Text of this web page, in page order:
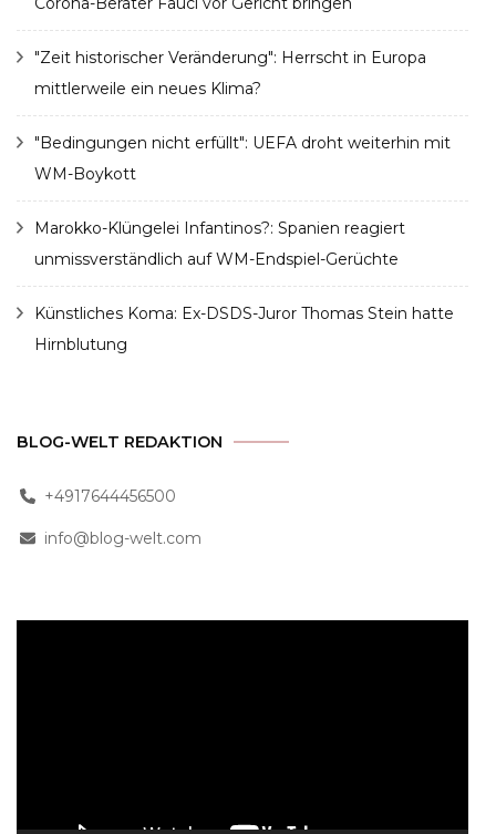
"Zeit historischer Veränderung": Herrscht in Europa
mittlerweile ein neues Klima?
"Bedingungen nicht erfüllt": UEFA droht weiterhin mit
WM-Boykott
Marokko-Klüngelei Infantinos?: Spanien reagiert
unmissverständlich auf WM-Endspiel-Gerüchte
Künstliches Koma: Ex-DSDS-Juror Thomas Stein hatte
Hirnblutung
BLOG-WELT REDAKTION
+4917644456500
info@blog-welt.com